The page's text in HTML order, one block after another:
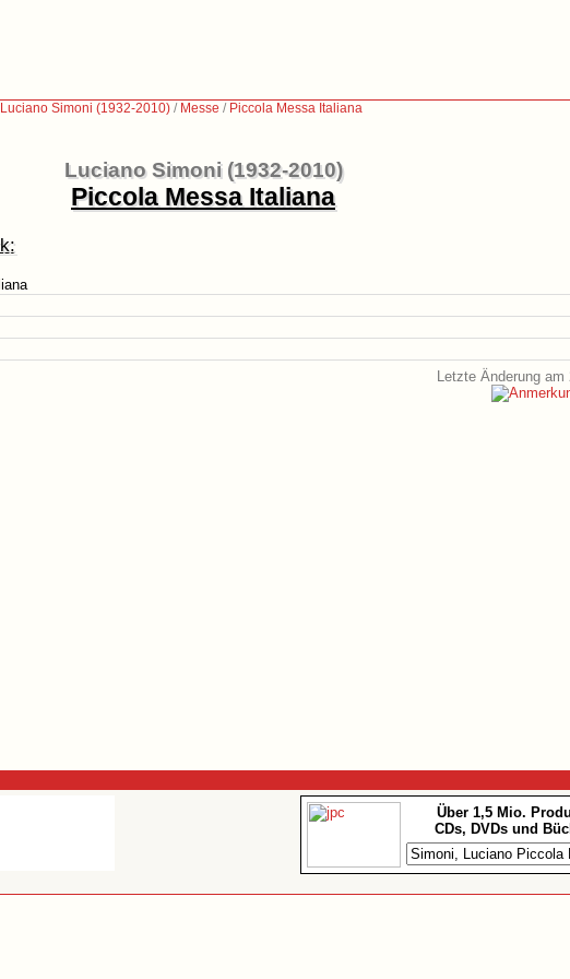
Luciano Simoni (1932-2010) / Messe / Piccola Messa Italiana
Luciano Simoni (1932-2010)
Piccola Messa Italiana
Letzte Änderung am
Über 1,5 Mio.
CDs, DVDs und